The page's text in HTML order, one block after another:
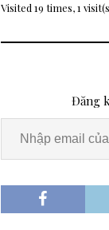
Visited 19 times, 1
Đăng